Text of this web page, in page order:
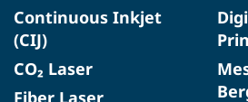
Continuous Inkjet
(CIJ)
CO₂ Laser
Fiber Laser